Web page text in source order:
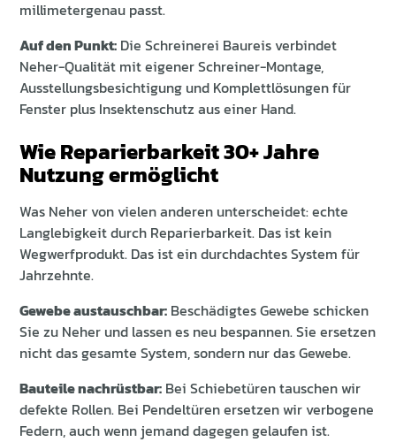
millimetergenau passt.
Auf den Punkt: Die Schreinerei Baureis verbindet
Neher-Qualität mit eigener Schreiner-Montage,
Ausstellungsbesichtigung und Komplettlösungen für
Fenster plus Insektenschutz aus einer Hand.
Wie Reparierbarkeit 30+ Jahre
Nutzung ermöglicht
Was Neher von vielen anderen unterscheidet: echte
Langlebigkeit durch Reparierbarkeit. Das ist kein
Wegwerfprodukt. Das ist ein durchdachtes System für
Jahrzehnte.
Gewebe austauschbar: Beschädigtes Gewebe schicken
Sie zu Neher und lassen es neu bespannen. Sie ersetzen
nicht das gesamte System, sondern nur das Gewebe.
Bauteile nachrüstbar: Bei Schiebetüren tauschen wir
defekte Rollen. Bei Pendeltüren ersetzen wir verbogene
Federn, auch wenn jemand dagegen gelaufen ist.